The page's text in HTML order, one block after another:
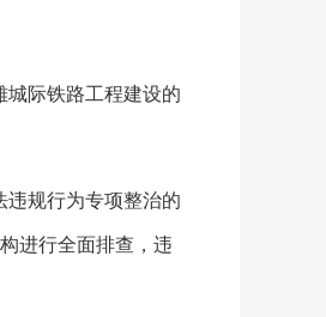
际铁路工程建设的
规行为专项整治的
进行全面排查，违